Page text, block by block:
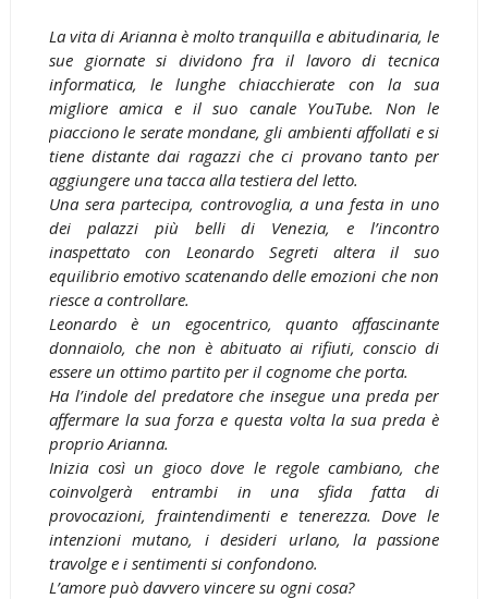
La vita di Arianna è molto tranquilla e abitudinaria, le
sue giornate si dividono fra il lavoro di tecnica
informatica, le lunghe chiacchierate con la sua
migliore amica e il suo canale YouTube. Non le
piacciono le serate mondane, gli ambienti affollati e si
tiene distante dai ragazzi che ci provano tanto per
aggiungere una tacca alla testiera del letto.
Una sera partecipa, controvoglia, a una festa in uno
dei palazzi più belli di Venezia, e l’incontro
inaspettato con Leonardo Segreti altera il suo
equilibrio emotivo scatenando delle emozioni che non
riesce a controllare.
Leonardo è un egocentrico, quanto affascinante
donnaiolo, che non è abituato ai rifiuti, conscio di
essere un ottimo partito per il cognome che porta.
Ha l’indole del predatore che insegue una preda per
affermare la sua forza e questa volta la sua preda è
proprio Arianna.
Inizia così un gioco dove le regole cambiano, che
coinvolgerà entrambi in una sfida fatta di
provocazioni, fraintendimenti e tenerezza. Dove le
intenzioni mutano, i desideri urlano, la passione
travolge e i sentimenti si confondono.
L’amore può davvero vincere su ogni cosa?